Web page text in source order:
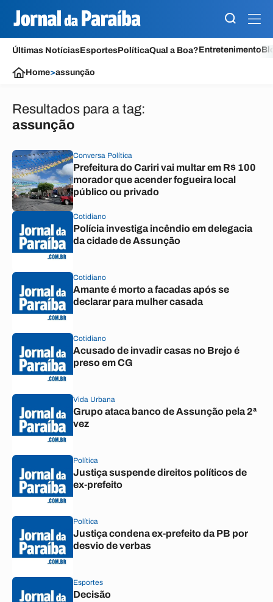
Últimas NotíciasEsportesPolíticaQual a Boa?Entretenimento
Home>assunção
Resultados para a tag:
assunção
Conversa Política
Prefeitura do Cariri vai multar em R$ 100
morador que acender fogueira local
público ou privado
Cotidiano
Polícia investiga incêndio em delegacia
da cidade de Assunção
Cotidiano
Amante é morto a facadas após se
declarar para mulher casada
Cotidiano
Acusado de invadir casas no Brejo é
preso em CG
Vida Urbana
Grupo ataca banco de Assunção pela 2ª
vez
Política
Justiça suspende direitos políticos de
ex-prefeito
Política
Justiça condena ex-prefeito da PB por
desvio de verbas
Esportes
Decisão